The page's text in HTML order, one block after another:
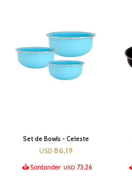
Set de Bowls - Celeste
USD 86,19
USD 73,26